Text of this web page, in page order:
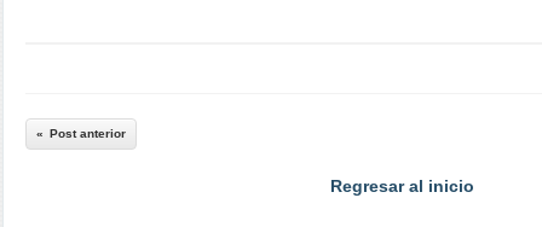
Post anterior
Regresar al inicio